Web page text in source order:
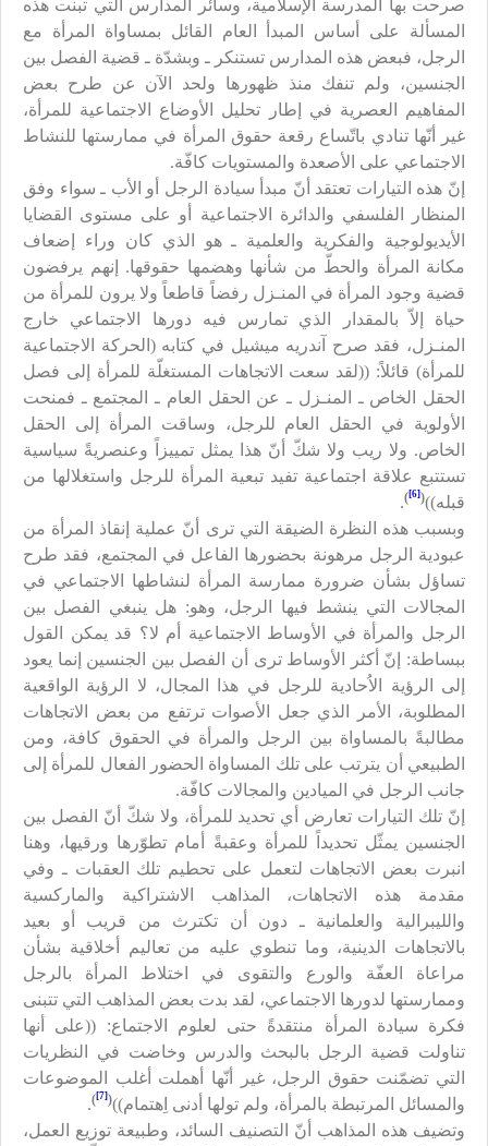
صرحت بها المدرسة الإسلامية، وسائر المدارس التي تبنت هذه
المسألة على أساس المبدأ العام القائل بمساواة المرأة مع
الرجل، فبعض هذه المدارس تستنكر ـ وبشدّة ـ قضية الفصل بين
الجنسين، ولم تنفك منذ ظهورها ولحد الآن عن طرح بعض
المفاهيم العصرية في إطار تحليل الأوضاع الاجتماعية للمرأة،
غير أنّها تنادي باتّساع رقعة حقوق المرأة في ممارستها للنشاط
الاجتماعي على الأصعدة والمستويات كافّة.
إنّ هذه التيارات تعتقد أنّ مبدأ سيادة الرجل أو الأب ـ سواء وفق
المنظار الفلسفي والدائرة الاجتماعية أو على مستوى القضايا
الأيديولوجية والفكرية والعلمية ـ هو الذي كان وراء إضعاف
مكانة المرأة والحطّ من شأنها وهضمها حقوقها. إنهم يرفضون
قضية وجود المرأة في المنـزل رفضاً قاطعاً ولا يرون للمرأة من
حياة إلاّ بالمقدار الذي تمارس فيه دورها الاجتماعي خارج
المنـزل، فقد صرح آندريه ميشيل في كتابه (الحركة الاجتماعية
للمرأة) قائلاً: ((لقد سعت الاتجاهات المستغلّة للمرأة إلى فصل
الحقل الخاص ـ المنـزل ـ عن الحقل العام ـ المجتمع ـ فمنحت
الأولوية في الحقل العام للرجل، وساقت المرأة إلى الحقل
الخاص. ولا ريب ولا شكّ أنّ هذا يمثل تمييزاً وعنصريةً سياسية
تستتبع علاقة اجتماعية تفيد تبعية المرأة للرجل واستغلالها من
قبله))(
[6]
)
.
وبسبب هذه النظرة الضيقة التي ترى أنّ عملية إنقاذ المرأة من
عبودية الرجل مرهونة بحضورها الفاعل في المجتمع، فقد طرح
تساؤل بشأن ضرورة ممارسة المرأة لنشاطها الاجتماعي في
المجالات التي ينشط فيها الرجل، وهو: هل ينبغي الفصل بين
الرجل والمرأة في الأوساط الاجتماعية أم لا؟ قد يمكن القول
ببساطة: إنّ أكثر الأوساط ترى أن الفصل بين الجنسين إنما يعود
إلى الرؤية الاُحادية للرجل في هذا المجال، لا الرؤية الواقعية
المطلوبة، الأمر الذي جعل الأصوات ترتفع من بعض الاتجاهات
مطالبةً بالمساواة بين الرجل والمرأة في الحقوق كافة، ومن
الطبيعي أن يترتب على تلك المساواة الحضور الفعال للمرأة إلى
جانب الرجل في الميادين والمجالات كافّة.
إنّ تلك التيارات تعارض أي تحديد للمرأة، ولا شكّ أنّ الفصل بين
الجنسين يمثّل تحديداً للمرأة وعقبةً أمام تطوّرها ورقيها، وهنا
انبرت بعض الاتجاهات لتعمل على تحطيم تلك العقبات ـ وفي
مقدمة هذه الاتجاهات، المذاهب الاشتراكية والماركسية
والليبرالية والعلمانية ـ دون أن تكترث من قريب أو بعيد
بالاتجاهات الدينية، وما تنطوي عليه من تعاليم أخلاقية بشأن
مراعاة العفّة والورع والتقوى في اختلاط المرأة بالرجل
وممارستها لدورها الاجتماعي، لقد بدت بعض المذاهب التي تتبنى
فكرة سيادة المرأة منتقدةً حتى لعلوم الاجتماع: ((على أنها
تناولت قضية الرجل بالبحث والدرس وخاضت في النظريات
التي تضمّنت حقوق الرجل، غير أنّها أهملت أغلب الموضوعات
والمسائل المرتبطة بالمرأة، ولم تولها أدنى اِهتمام))(
[7]
)
.
وتضيف هذه المذاهب أنّ التصنيف السائد، وطبيعة توزيع العمل،